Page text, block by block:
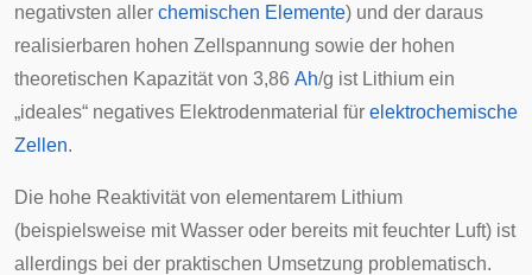
negativsten aller chemischen Elemente) und der daraus
realisierbaren hohen Zellspannung sowie der hohen
theoretischen Kapazität von 3,86 Ah/g ist Lithium ein
„ideales“ negatives Elektrodenmaterial für elektrochemische
Zellen.
Die hohe Reaktivität von elementarem Lithium
(beispielsweise mit Wasser oder bereits mit feuchter Luft) ist
allerdings bei der praktischen Umsetzung problematisch.